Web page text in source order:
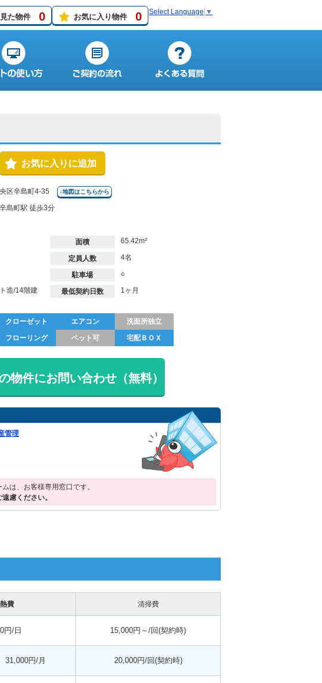
た物件 0 お気に入り物件 0 Select Language ▼
お気に入りに追加
区辛島町4-35 ↓地図はこちらから
島町駅 徒歩3分
面積 65.42m²
定員人数 4名
駐車場 ○
造/14階建 最低契約日数 1ヶ月
クローゼット エアコン
洗面所独立
フローリング ペット可 宅配ＢＯＸ
物件にお問い合わせ（無料）
管理
は、お客様専用窓口です。
慮ください。
費 清掃費
円/日 15,000円～/回(契約時)
円/月 20,000円/回(契約時)